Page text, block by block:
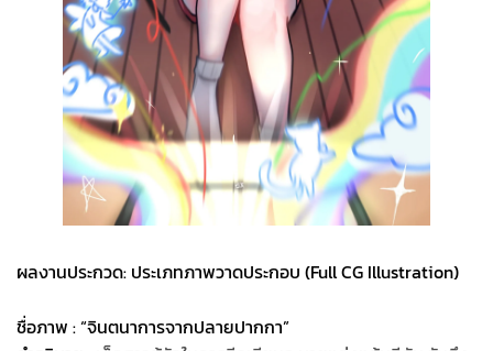
ผลงานประกวด: ประเภทภาพวาดประกอบ (Full CG Illustration)
ชื่อภาพ : “จินตนาการจากปลายปากกา”